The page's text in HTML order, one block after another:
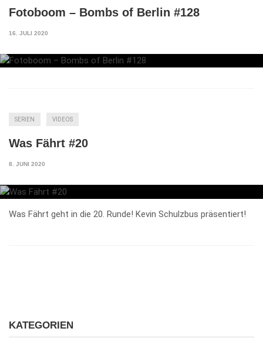
Fotoboom – Bombs of Berlin #128
16. JULI 2020
SERIEN VIDEOS
Was Fährt #20
8. JUNI 2020
Was Fährt geht in die 20. Runde! Kevin Schulzbus präsentiert!
KATEGORIEN